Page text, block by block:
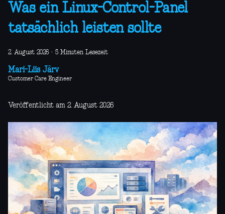
Was ein Linux-Control-Panel
tatsächlich leisten sollte
2. August 2026 · 5 Minuten Lesezeit
Mari-Liis Järv
Customer Care Engineer
Veröffentlicht am 2. August 2026